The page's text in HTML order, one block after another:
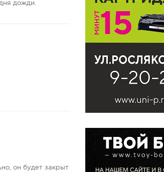
дожди.
он будет закрыт